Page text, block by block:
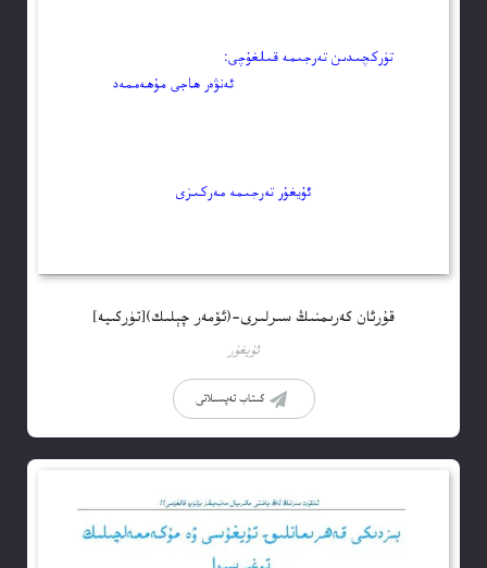
قۇرئان كەرىمنىڭ سىرلىرى-(ئۆمەر چېلىك)[تۈركىيە]
ئۇيغۇر
كىتاب تەپسىلاتى